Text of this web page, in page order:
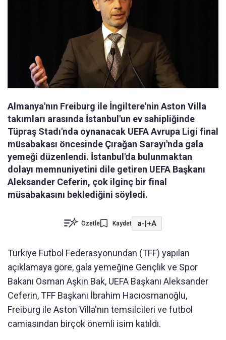
Almanya'nın Freiburg ile İngiltere'nin Aston Villa
takımları arasında İstanbul'un ev sahipliğinde
Tüpraş Stadı'nda oynanacak UEFA Avrupa Ligi final
müsabakası öncesinde Çırağan Sarayı'nda gala
yemeği düzenlendi. İstanbul'da bulunmaktan
dolayı memnuniyetini dile getiren UEFA Başkanı
Aleksander Ceferin, çok ilginç bir final
müsabakasını beklediğini söyledi.
Özetle Kaydet a-|+A
Türkiye Futbol Federasyonundan (TFF) yapılan
açıklamaya göre, gala yemeğine Gençlik ve Spor
Bakanı Osman Aşkın Bak, UEFA Başkanı Aleksander
Ceferin, TFF Başkanı İbrahim Hacıosmanoğlu,
Freiburg ile Aston Villa'nın temsilcileri ve futbol
camiasından birçok önemli isim katıldı.